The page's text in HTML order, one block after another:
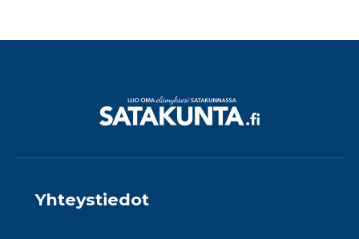
Yhteystiedot